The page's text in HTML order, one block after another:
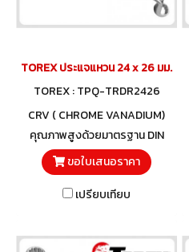
TOREX ประแจแหวน 24 x 26 มม.
TOREX : TPQ-TRDR2426
CRV ( CHROME VANADIUM)
คุณภาพสูงด้วยมาตรฐาน DIN
838 และวัสดุโครมวานาเดียม
ขอใบเสนอราคา
เปรียบเทียบ